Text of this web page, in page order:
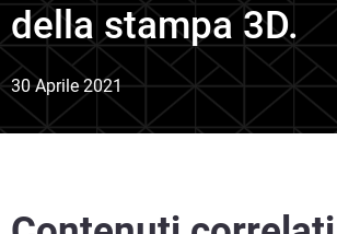
della stampa 3D.
30 Aprile 2021